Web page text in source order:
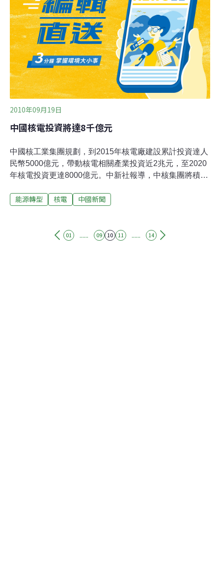
前在東亞以及南亞兩區域，共有台、中、日、韓、印度、
巴基斯坦7國擁有總計112座商業規模的核能發電機組，光
日本一國即有54座機組。興建中的核電廠則有37座，其中
22座位於中國，中國更規劃未來還要新增35座機組。日本
政府也於6月宣佈，為達到減碳目
2010年09月19日
中國核電投資將達8千億元
中國核工業集團規劃，到2015年核電廠建設累計投資達人
民幣5000億元，帶動核電相關產業投資近2兆元，至2020
年核電投資更達8000億元。中新社報導，中核集團將積極
進核燃料元件等技術取得突破性進展。報導說，中核集團
能源轉型 核電 中國新聞
01 ...... 09 10 11 ...... 14